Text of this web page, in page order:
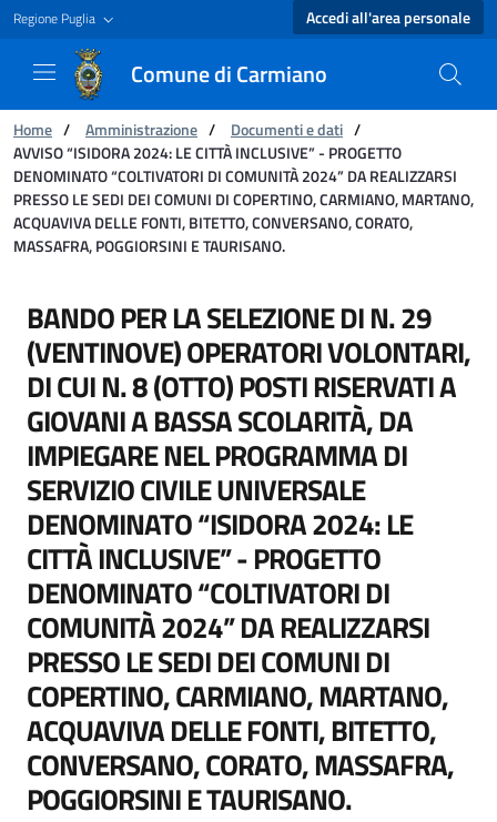
Regione Puglia Accedi all'area personale
Comune di Carmiano
Ti trovi in:
Home / Amministrazione / Documenti e dati /
AVVISO “ISIDORA 2024: LE CITTÀ INCLUSIVE” - PROGETTO
DENOMINATO “COLTIVATORI DI COMUNITÀ 2024” DA REALIZZARSI
PRESSO LE SEDI DEI COMUNI DI COPERTINO, CARMIANO, MARTANO,
ACQUAVIVA DELLE FONTI, BITETTO, CONVERSANO, CORATO,
MASSAFRA, POGGIORSINI E TAURISANO.
AVVISO “ISIDORA 2024: LE CITTÀ
BANDO PER LA SELEZIONE DI N. 29
(VENTINOVE) OPERATORI VOLONTARI,
DI CUI N. 8 (OTTO) POSTI RISERVATI A
GIOVANI A BASSA SCOLARITÀ, DA
IMPIEGARE NEL PROGRAMMA DI
SERVIZIO CIVILE UNIVERSALE
DENOMINATO “ISIDORA 2024: LE
CITTÀ INCLUSIVE” - PROGETTO
DENOMINATO “COLTIVATORI DI
COMUNITÀ 2024” DA REALIZZARSI
PRESSO LE SEDI DEI COMUNI DI
COPERTINO, CARMIANO, MARTANO,
ACQUAVIVA DELLE FONTI, BITETTO,
CONVERSANO, CORATO, MASSAFRA,
POGGIORSINI E TAURISANO.